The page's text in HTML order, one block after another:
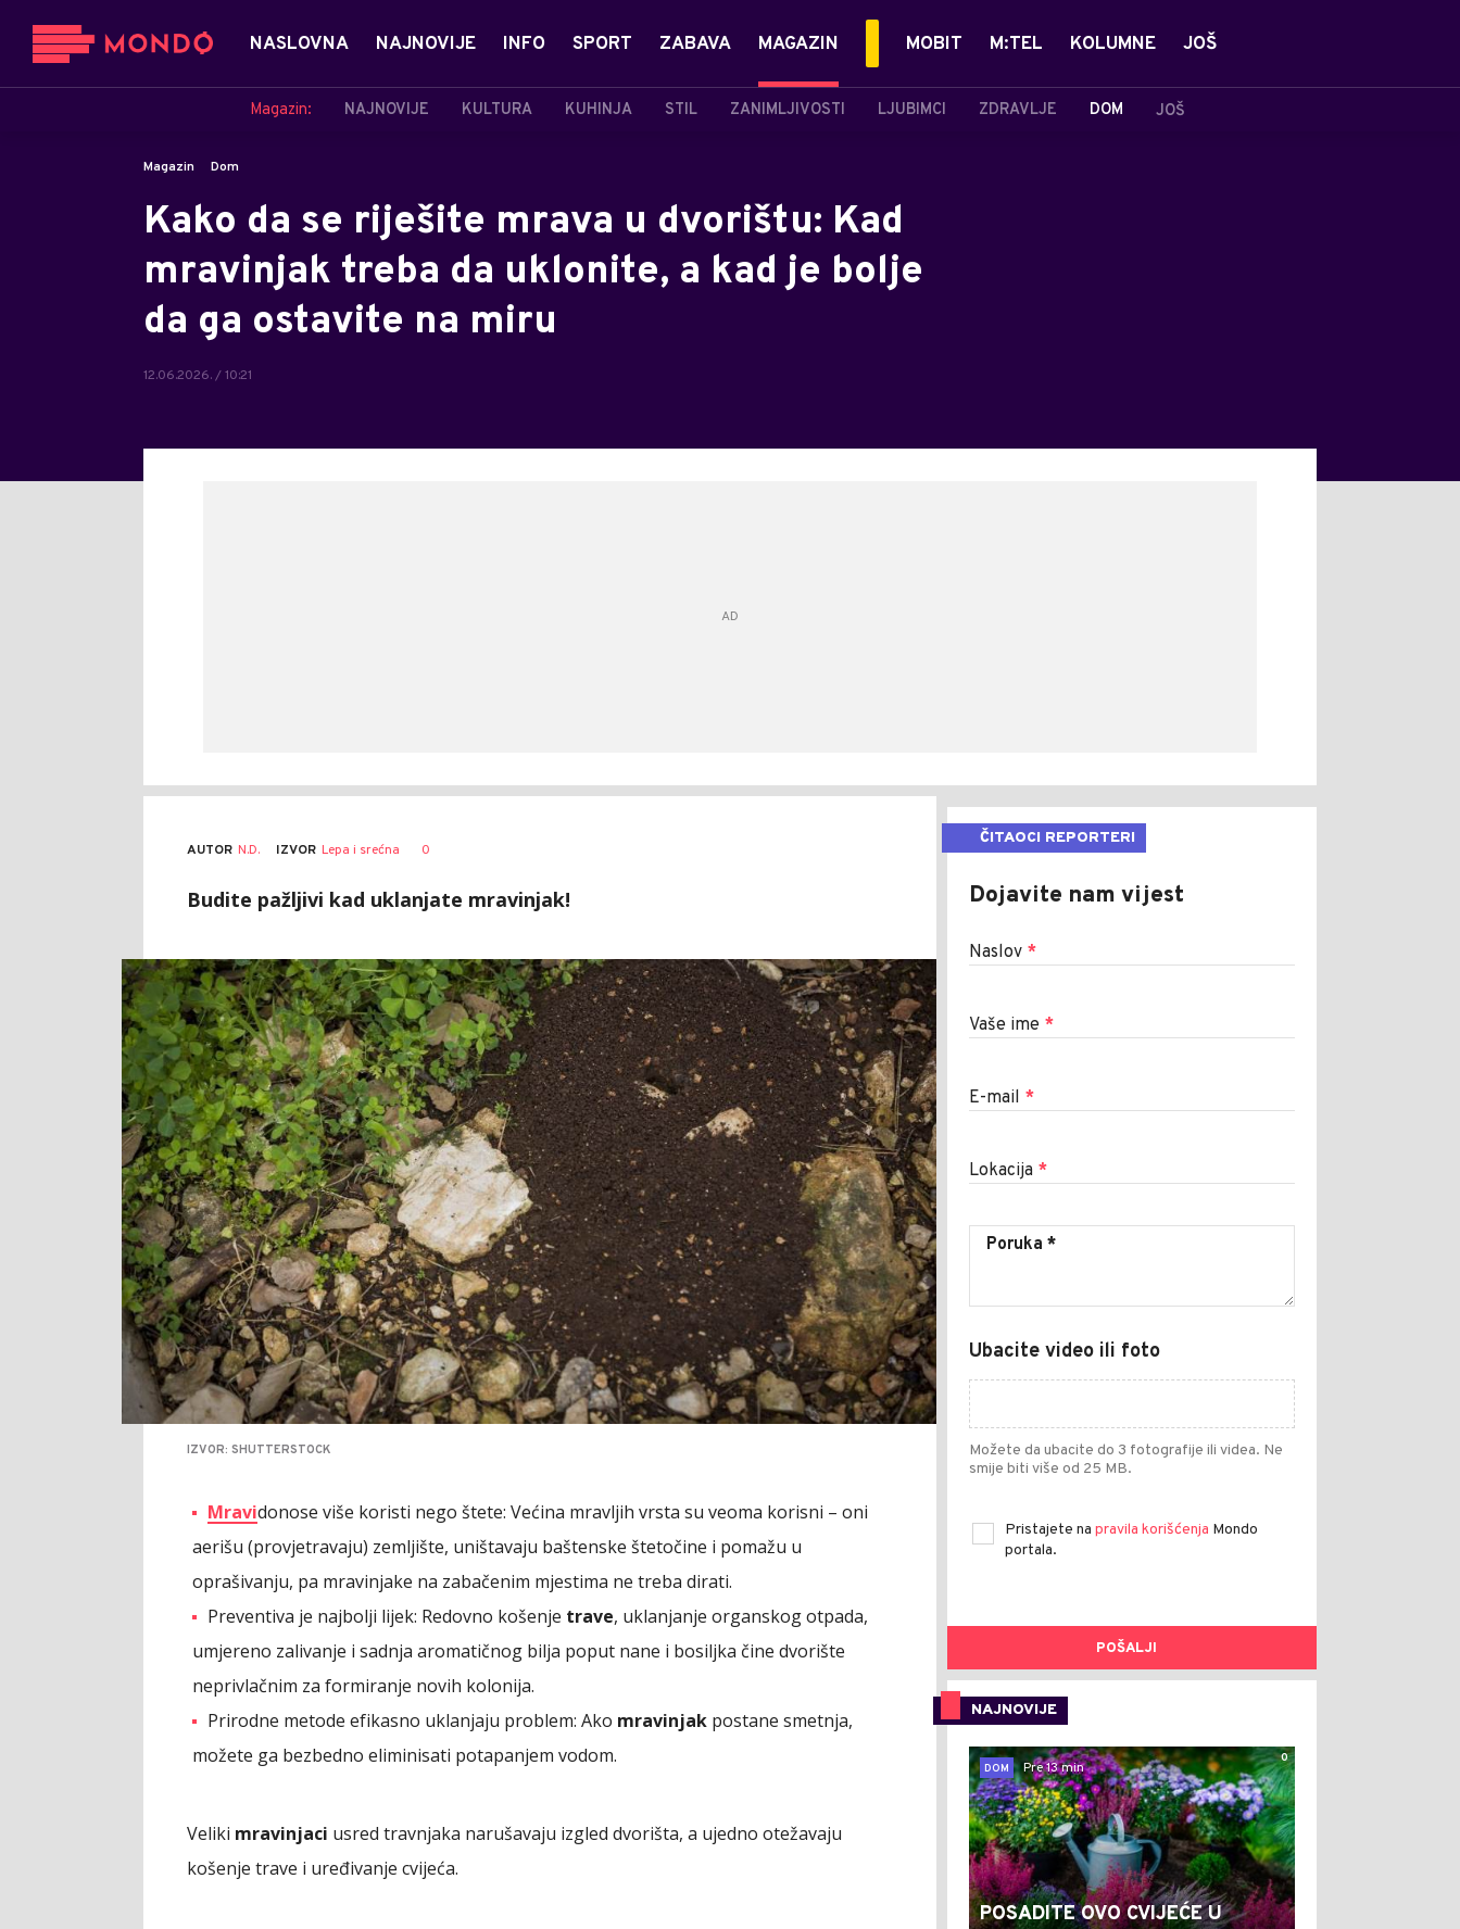
NASLOVNA NAJNOVIJE INFO SPORT ZABAVA MAGAZIN
Magazin: NAJNOVIJE KULTURA KUHINJA STIL ZANIMLJIVOSTI LJUBIMCI ZDRAVLJE DOM JOŠ
MOBIT M:TEL KOLUMNE JOŠ
Magazin Dom
Kako da se riješite mrava u dvorištu: Kad
mravinjak treba da uklonite, a kad je bolje
da ga ostavite na miru
12.06.2026. / 10:21
AUTOR N.D. IZVOR Lepa i srećna 0
Budite pažljivi kad uklanjate mravinjak!
IZVOR: SHUTTERSTOCK
Mravidonose više koristi nego štete: Većina mravljih vrsta su veoma korisni – oni
aerišu (provjetravaju) zemljište, uništavaju baštenske štetočine i pomažu u
oprašivanju, pa mravinjake na zabačenim mjestima ne treba dirati.
Preventiva je najbolji lijek: Redovno košenje trave, uklanjanje organskog otpada,
umjereno zalivanje i sadnja aromatičnog bilja poput nane i bosiljka čine dvorište
neprivlačnim za formiranje novih kolonija.
Prirodne metode efikasno uklanjaju problem: Ako mravinjak postane smetnja,
možete ga bezbedno eliminisati potapanjem vodom.
Veliki mravinjaci usred travnjaka narušavaju izgled dvorišta, a ujedno otežavaju
košenje trave i uređivanje cvijeća.
ČITAOCI REPORTERI
Dojavite nam vijest
Naslov *
Vaše ime *
E-mail *
Lokacija *
Ubacite video ili foto
Možete da ubacite do 3 fotografije ili videa. Ne
smije biti više od 25 MB.
Pristajete na pravila korišćenja Mondo
portala.
POŠALJI
NAJNOVIJE
0
DOM
Pre 13 min
POSADITE OVO CVIJEĆE U